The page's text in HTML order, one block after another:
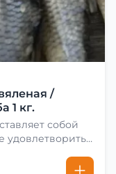
/
1 кг.
собой
удовлетворить
хорошо солят.